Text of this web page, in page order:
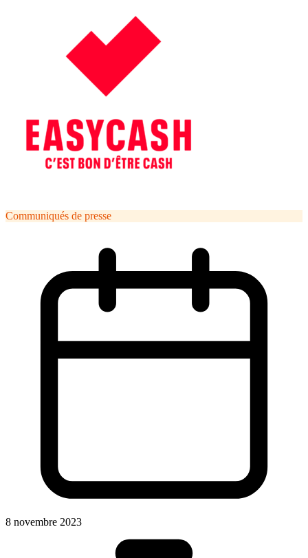
Communiqués de presse
8 novembre 2023